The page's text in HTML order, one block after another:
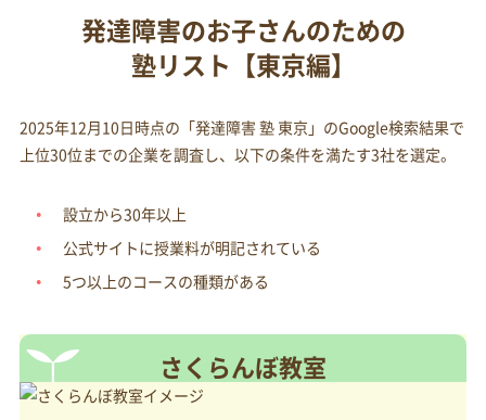
発達障害のお子さんのための
塾リスト【東京編】
2025年12月10日時点の「発達障害 塾 東京」のGoogle検索結果で
上位30位までの企業を調査し、以下の条件を満たす3社を選定。
設立から30年以上
公式サイトに授業料が明記されている
5つ以上のコースの種類がある
さくらんぼ教室